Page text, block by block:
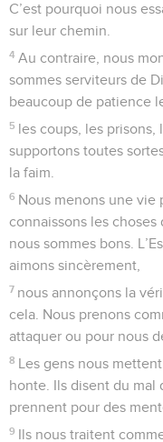
C’est pourquoi nous
sur leur chemin.
4 Au contraire, nous
sommes serviteurs de
beaucoup de patience
5 les coups, les prisons,
supportons toutes
la faim.
6 Nous menons une vie
connaissons les choses
nous sommes bons.
aimons sincèrement,
7 nous annonçons la
cela. Nous prenons
attaquer ou pour nous
8 Les gens nous
honte. Ils disent du mal
prennent pour des
9 Ils nous traitent